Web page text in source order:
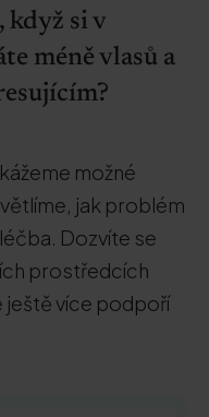
když si v
méně vlasů a
možné
jak problém
Dozvíte se
prostředcích
ještě více podpoří